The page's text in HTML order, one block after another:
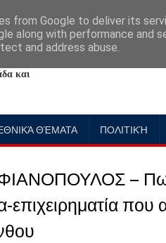
και
ΘΈΜΑΤΑ ΠΟΛΙΤΙΚΉ
– Πως
επιχειρηματία
from Google to deliver its
along with performance and
and address abuse.